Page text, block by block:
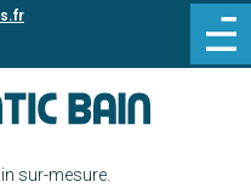
sur-mesure.